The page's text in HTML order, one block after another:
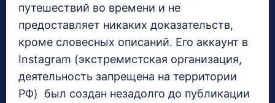
путешествий во времени и не
предоставляет никаких доказательств,
кроме словесных описаний. Его аккаунт в
Instagram (экстремистская организация,
деятельность запрещена на территории
РФ) был создан незадолго до публикации